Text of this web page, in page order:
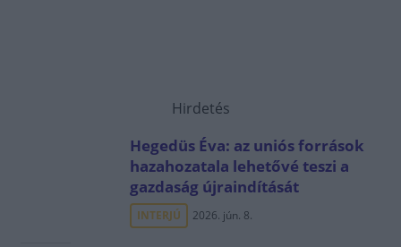
Hirdetés
Hegedüs Éva: az uniós források
hazahozatala lehetővé teszi a
gazdaság újraindítását
INTERJÚ 2026. jún. 8.